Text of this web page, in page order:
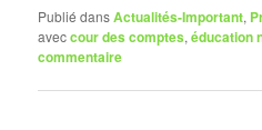
Publié dansActualités-Important,
aveccour des comptes,éducation
commentaire